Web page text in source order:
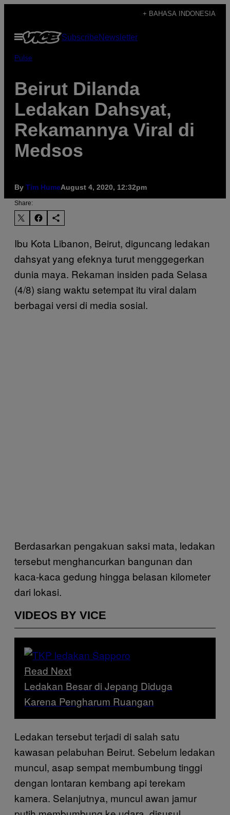
content
+ BAHASA INDONESIA
Open
Menu
SubscribeNewsletter
Pulse
Beirut Dilanda
Ledakan Dahsyat,
Rekamannya Viral di
Medsos
By Tim HumeAugust 4, 2020, 12:32pm
Share:
Ibu Kota Libanon, Beirut, diguncang ledakan
dahsyat yang efeknya turut menggegerkan
dunia maya. Rekaman insiden pada Selasa
(4/8) siang waktu setempat itu viral dalam
berbagai versi di media sosial.
Berdasarkan pengakuan saksi mata, ledakan
tersebut menghancurkan bangunan dan
kaca-kaca gedung hingga belasan kilometer
dari lokasi.
VIDEOS BY VICE
Read Next
Ledakan Besar di Jepang Diduga
Karena Pengharum Ruangan
Ledakan tersebut terjadi di salah satu
kawasan pelabuhan Beirut. Sebelum ledakan
muncul, asap sempat membumbung tinggi
dengan lontaran kembang api terekam
kamera. Selanjutnya, muncul awan jamur